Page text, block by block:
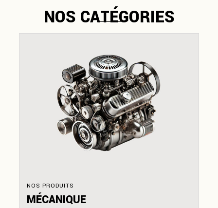
NOS CATÉGORIES
NOS PRODUITS
MÉCANIQUE